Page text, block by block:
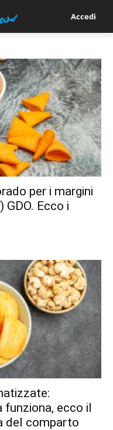
Accedi
per i margini
GDO. Ecco i
funziona, ecco il
del comparto